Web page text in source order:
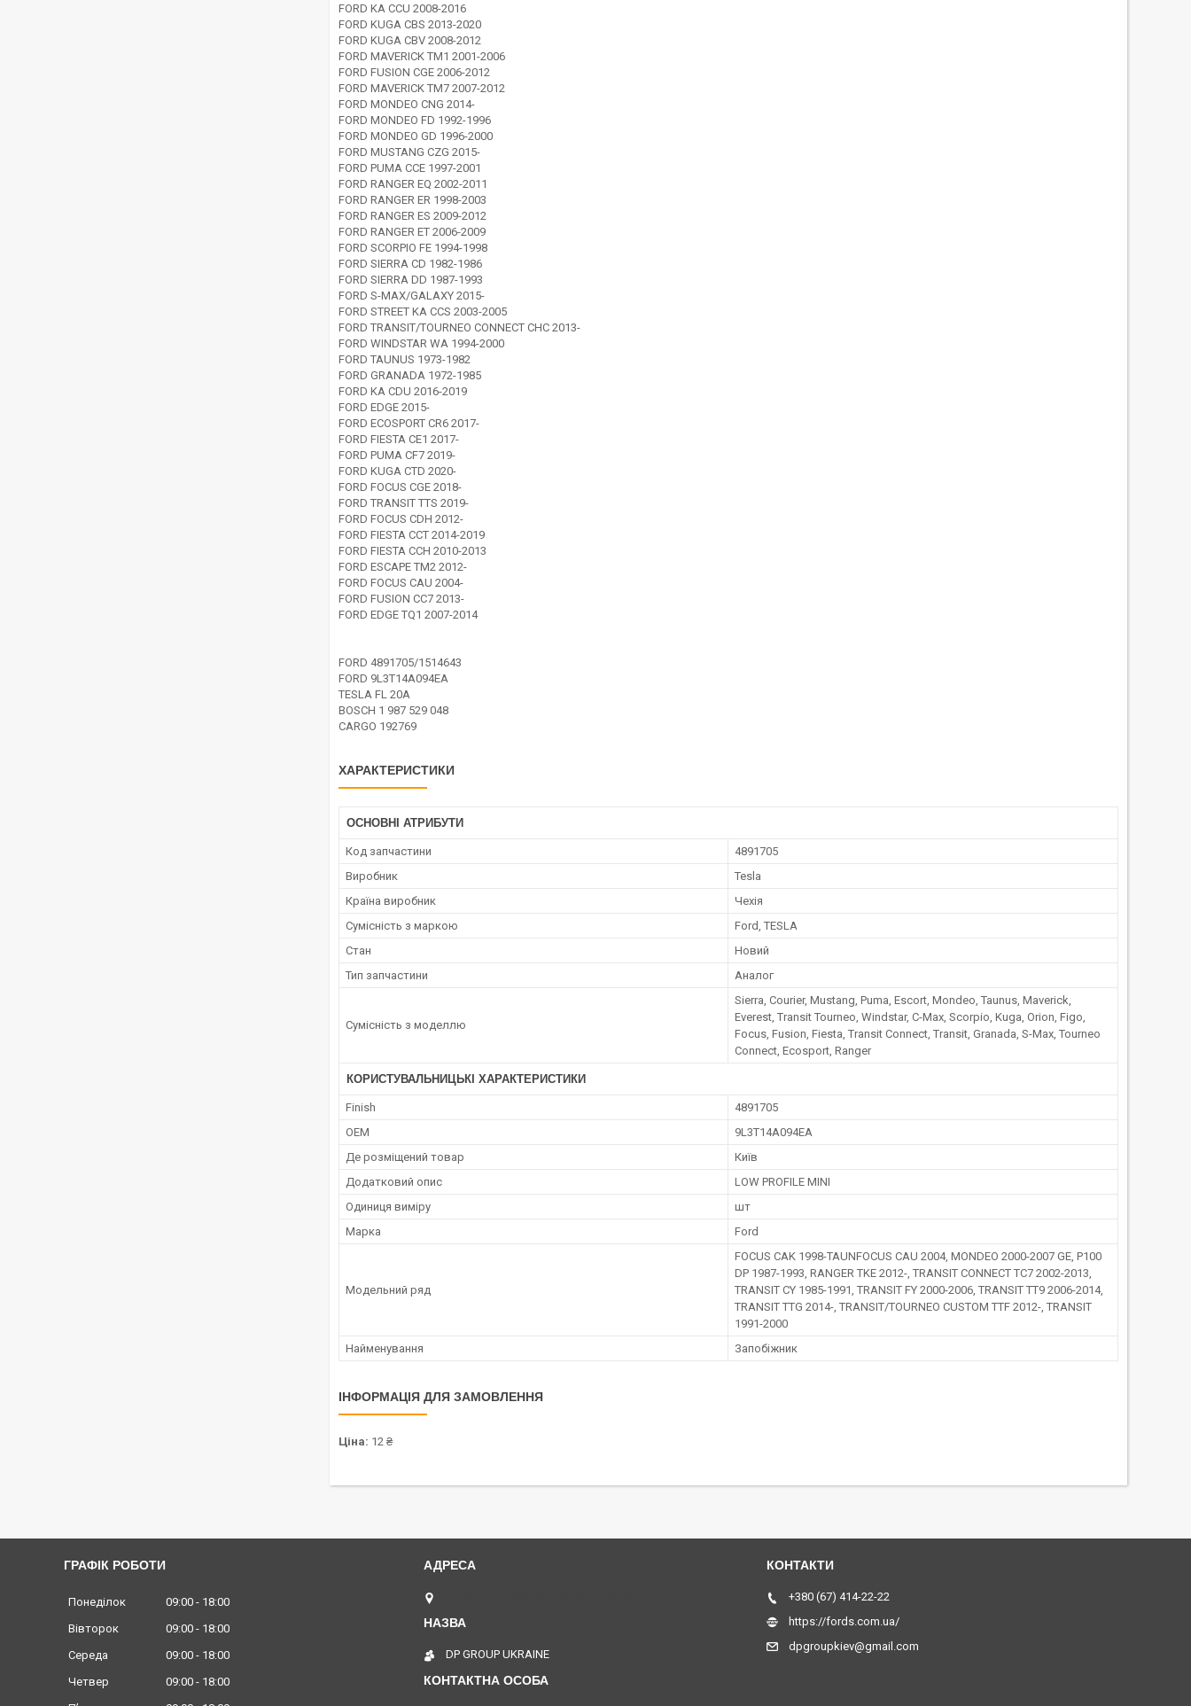
FORD KA CCU 2008-2016
FORD KUGA CBS 2013-2020
FORD KUGA CBV 2008-2012
FORD MAVERICK TM1 2001-2006
FORD FUSION CGE 2006-2012
FORD MAVERICK TM7 2007-2012
FORD MONDEO CNG 2014-
FORD MONDEO FD 1992-1996
FORD MONDEO GD 1996-2000
FORD MUSTANG CZG 2015-
FORD PUMA CCE 1997-2001
FORD RANGER EQ 2002-2011
FORD RANGER ER 1998-2003
FORD RANGER ES 2009-2012
FORD RANGER ET 2006-2009
FORD SCORPIO FE 1994-1998
FORD SIERRA CD 1982-1986
FORD SIERRA DD 1987-1993
FORD S-MAX/GALAXY 2015-
FORD STREET KA CCS 2003-2005
FORD TRANSIT/TOURNEO CONNECT CHC 2013-
FORD WINDSTAR WA 1994-2000
FORD TAUNUS 1973-1982
FORD GRANADA 1972-1985
FORD KA CDU 2016-2019
FORD EDGE 2015-
FORD ECOSPORT CR6 2017-
FORD FIESTA CE1 2017-
FORD PUMA CF7 2019-
FORD KUGA CTD 2020-
FORD FOCUS CGE 2018-
FORD TRANSIT TTS 2019-
FORD FOCUS CDH 2012-
FORD FIESTA CCT 2014-2019
FORD FIESTA CCH 2010-2013
FORD ESCAPE TM2 2012-
FORD FOCUS CAU 2004-
FORD FUSION CC7 2013-
FORD EDGE TQ1 2007-2014
FORD 4891705/1514643
FORD 9L3T14A094EA
TESLA FL 20A
BOSCH 1 987 529 048
CARGO 192769
ХАРАКТЕРИСТИКИ
ОСНОВНІ АТРИБУТИ
Код запчастини
4891705
Виробник
Tesla
Країна виробник
Чехія
Сумісність з маркою
Ford, TESLA
Стан
Новий
Тип запчастини
Аналог
Сумісність з моделлю
Sierra, Courier, Mustang, Puma, Escort, Mondeo, Taunus, Maverick,
Everest, Transit Tourneo, Windstar, C-Max, Scorpio, Kuga, Orion, Figo,
Focus, Fusion, Fiesta, Transit Connect, Transit, Granada, S-Max, Tourneo
Connect, Ecosport, Ranger
КОРИСТУВАЛЬНИЦЬКІ ХАРАКТЕРИСТИКИ
Finish
4891705
OEM
9L3T14A094EA
Де розміщений товар
Київ
Додатковий опис
LOW PROFILE MINI
Одиниця виміру
шт
Марка
Ford
Модельний ряд
FOCUS CAK 1998-TAUNFOCUS CAU 2004, MONDEO 2000-2007 GE, P100
DP 1987-1993, RANGER TKE 2012-, TRANSIT CONNECT TC7 2002-2013,
TRANSIT CY 1985-1991, TRANSIT FY 2000-2006, TRANSIT TT9 2006-2014,
TRANSIT TTG 2014-, TRANSIT/TOURNEO CUSTOM TTF 2012-, TRANSIT
1991-2000
Найменування
Запобіжник
ІНФОРМАЦІЯ ДЛЯ ЗАМОВЛЕННЯ
Ціна: 12 ₴
ГРАФІК РОБОТИ
Понеділок 09:00
18:00
Вівторок
09:00
18:00
Середа
09:00
18:00
Четвер
09:00
18:00
DP GROUP UKRAINE
+380 (67) 414-22-22
https://fords.com.ua/
dpgroupkiev@gmail.com